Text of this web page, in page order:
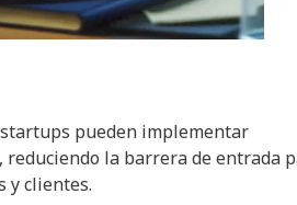
pueden implementar
reduciendo la barrera de entrada
y clientes.